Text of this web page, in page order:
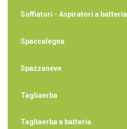
Soffiatori - Aspiratori a batteria
Spaccalegna
Spazzaneve
Tagliaerba
Tagliaerba a batteria